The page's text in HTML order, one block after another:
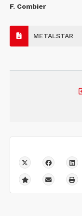
F. Combier
METALSTAR